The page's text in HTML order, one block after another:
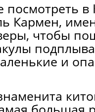
посмотреть
Кармен,
чтобы
и